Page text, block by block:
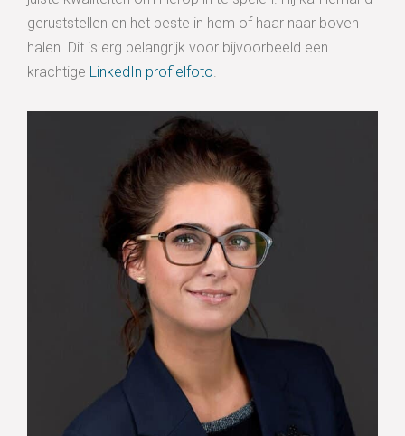
geruststellen en het beste in hem of haar naar boven
halen. Dit is erg belangrijk voor bijvoorbeeld een
krachtige LinkedIn profielfoto.